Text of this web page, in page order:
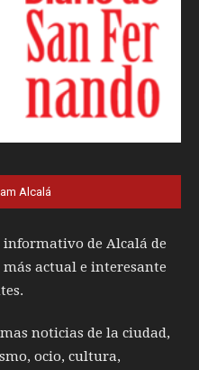
Alcalá
informativo de Alcalá de
actual e interesante
noticias de la ciudad,
ocio, cultura,